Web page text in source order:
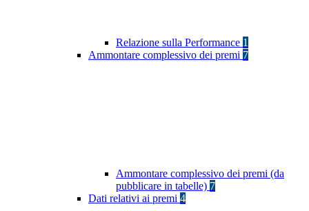
Relazione sulla Performance 1
Ammontare complessivo dei premi 7
Ammontare complessivo dei premi (da
pubblicare in tabelle) 7
Dati relativi ai premi 4